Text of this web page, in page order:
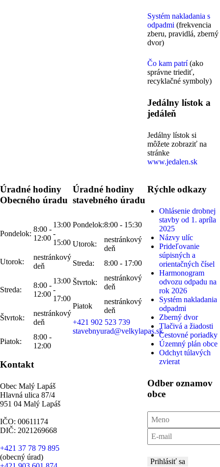
Systém nakladania s
odpadmi (frekvencia
zberu, pravidlá, zberný
dvor)
Čo kam patrí(ako
správne triediť,
recyklačné symboly)
Jedálny lístok a
jedáleň
Jedálny lístok si
môžete zobraziť na
stránke
www.jedalen.sk
Úradné hodiny
Obecného úradu
Pondelok:
8:00 -
12:00
13:00
-
15:00
Utorok:
nestránkový
deň
Streda:
8:00 -
12:00
13:00
-
17:00
Štvrtok:
nestránkový
deň
Piatok:
8:00 -
12:00
Kontakt
Obec Malý Lapáš
Hlavná ulica 87/4
951 04 Malý Lapáš
IČO: 00611174
DIČ: 2021269668
+421 37 78 79 895
(obecný úrad)
Úradné hodiny
stavebného úradu
Pondelok:8:00 - 15:30
Utorok:
nestránkový
deň
Streda:
8:00 - 17:00
Štvrtok:
nestránkový
deň
Piatok
nestránkový
deň
+421 902 523 739
stavebnyurad@velkylapas.sk
Rýchle odkazy
Ohlásenie drobnej
stavby od 1. apríla
2025
Názvy ulíc
Prideľovanie
súpisných a
orientačných čísel
Harmonogram
odvozu odpadu na
rok 2026
Systém nakladania
odpadmi
Zberný dvor
Tlačivá a žiadosti
Cestovné poriadky
Územný plán obce
Odchyt túlavých
zvierat
Odber oznamov
obce
Prihlásiť sa